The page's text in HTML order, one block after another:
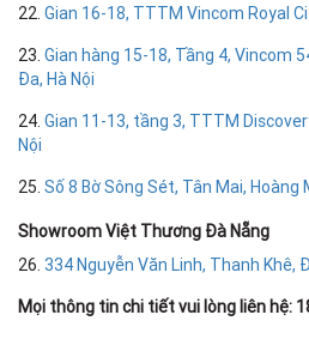
22. Gian 16-18, TTTM Vincom Royal
23. Gian hàng 15-18, Tầng 4, Vincom
Đa, Hà Nội
24. Gian 11-13, tầng 3, TTTM
Nội
25. Số 8 Bờ Sông Sét, Tân Mai, Hoàng
Showroom Việt Thương Đà Nẵng
26. 334 Nguyễn Văn Linh, Thanh Khê,
Mọi thông tin chi tiết vui lòng liên hệ: